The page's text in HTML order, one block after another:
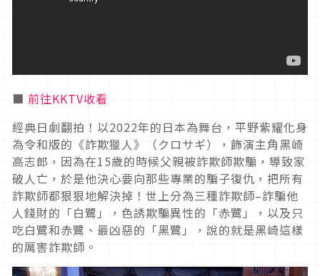
■ 前往KKTV收看
經典日劇翻拍！以2022年的日本為舞台，平野紫耀化身
為令和版的《詐欺獵人》（クロサギ），飾演主角黑崎
高志郎，因為在15歲的時候父親被詐欺師欺騙，導致家
破人亡，於是他決心要向那些專業的騙子復仇，把所有
詐欺師都狠狠地解決掉！世上分為三種詐欺師–詐騙他
人錢財的「白鷺」，色誘欺騙異性的「赤鷺」，以及只
吃白鷺和赤鷺、最凶惡的「黑鷺」，說的就是黑崎這樣
的厲害詐欺師。